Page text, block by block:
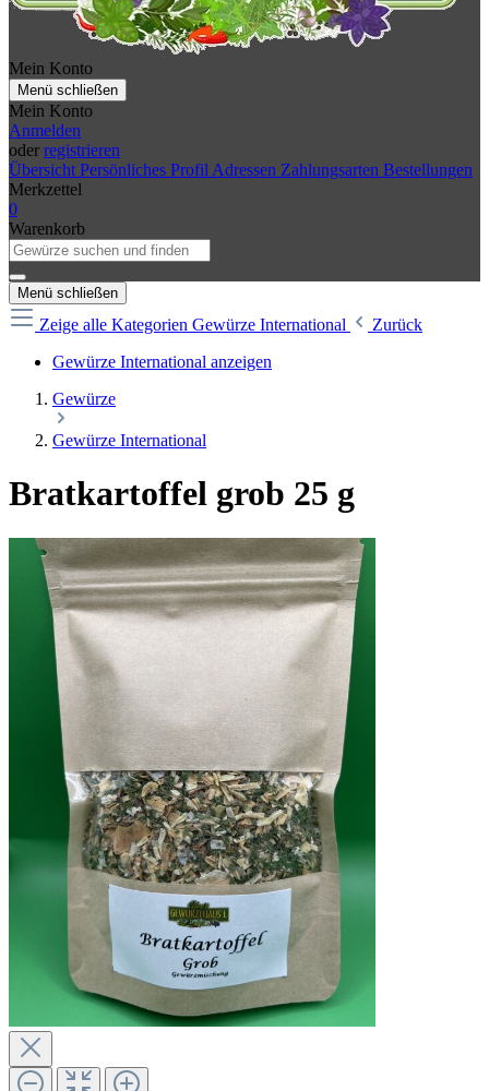
Mein Konto
Menü schließen
Mein Konto
Anmelden
oder registrieren
Übersicht Persönliches Profil Adressen Zahlungsarten Bestellungen
Merkzettel
0
Warenkorb
Menü schließen
Zeige alle Kategorien Gewürze International
Zurück
Gewürze International anzeigen
Gewürze
Gewürze International
Bratkartoffel grob 25 g